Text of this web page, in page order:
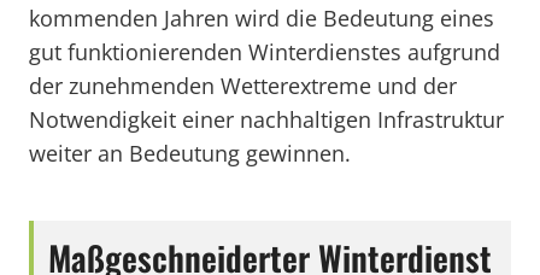
kommenden Jahren wird die Bedeutung eines
gut funktionierenden Winterdienstes aufgrund
der zunehmenden Wetterextreme und der
Notwendigkeit einer nachhaltigen Infrastruktur
weiter an Bedeutung gewinnen.
Maßgeschneiderter Winterdienst